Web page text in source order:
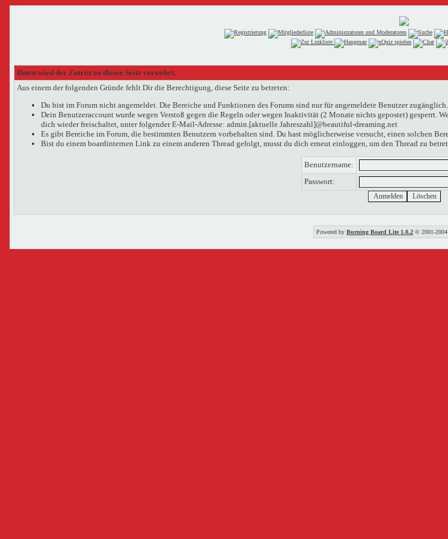
Ihnen wird der Zutritt zu dieser Seite verwehrt.
Aus einem der folgenden Gründe fehlt Dir die Berechtigung, diese Seite zu betreten:
Du bist im Forum nicht angemeldet. Die Bereiche und Funktionen des Forums sind nur für angemeldete Benutzer
Dein Benutzeraccount wurde wegen Verstoß gegen die Regeln oder wegen Inaktivität (2 Monate nichts gepostet) gesperrt.
dich wieder freischaltet, unter folgender E-Mail-Adresse: admin.[aktuelle Jahreszahl]@beautiful-dreaming.net
Es gibt Bereiche im Forum, die bestimmten Benutzern vorbehalten sind. Du hast möglicherweise versucht, einen solchen
Bist du einem boardinternen Link zu einem anderen Thread gefolgt, musst du dich erneut einloggen, um den Thread zu
Benutzername:
Passwort:
Powered by Burning Board Lite 1.0.2 © 2001-2004